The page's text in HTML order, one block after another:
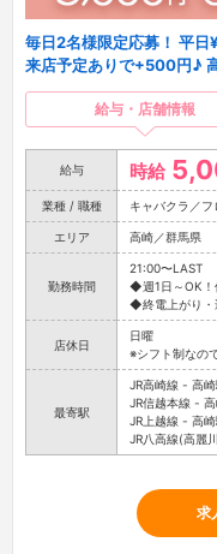
毎日2名様限定応募！ 平
来店予定ありで+500円♪
給与・店舗情報
給与 時給
業種 / 職種 キャバクラ／フ
エリア 高崎／群馬県
勤務時間
21:00〜LAST
◆週1日～OK！
◆終電上がり・
店休日
日曜
※シフト制なの
最寄駅
JR高崎線 - 高
JR信越本線 -
JR上越線 - 高
JR八高線(高麗
求